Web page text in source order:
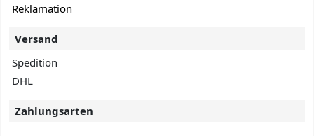
Reklamation
Versand
Spedition
DHL
Zahlungsarten